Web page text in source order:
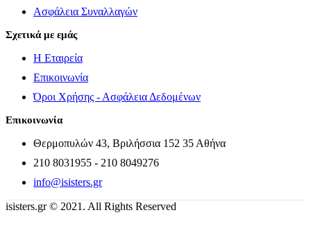
Ασφάλεια Συναλλαγών
Σχετικά με εμάς
Η Εταιρεία
Επικοινωνία
Όροι Χρήσης - Ασφάλεια Δεδομένων
Επικοινωνία
Θερμοπυλών 43, Βριλήσσια 152 35 Αθήνα
210 8031955 - 210 8049276
info@isisters.gr
isisters.gr © 2021. All Rights Reserved